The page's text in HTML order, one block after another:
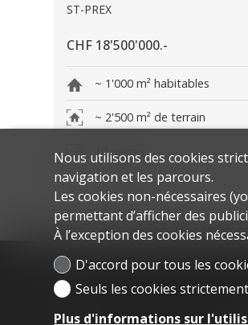
ST-PREX
CHF 18'500'000.-
~ 1'000 m² habitables
~ 2'500 m² de terrain
10 pièces
Construit en 2008
Menu
Accueil À
Nous utilisons des cookies
navigation et les parcours.
Les cookies non-nécessaires
permettant d’afficher des
À l’exception des cookies
D'accord pour tous les
Seuls les cookies
Plus d'informations sur